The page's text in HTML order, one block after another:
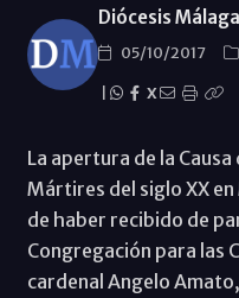
Diócesis Málaga
05/10/2017
X
La apertura de la
Mártires del siglo XX
de haber recibido de
Congregación para las
cardenal Angelo